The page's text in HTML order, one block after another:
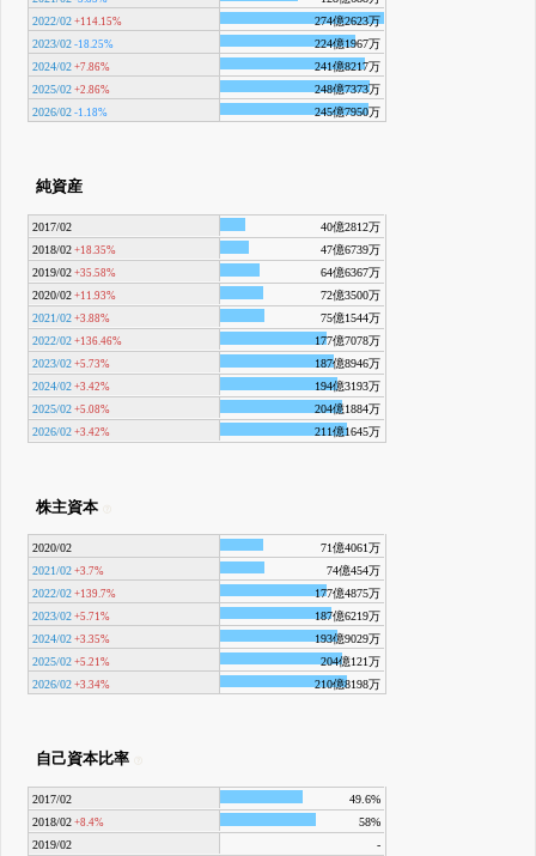
2022/02 +114.15%
274億2623万
2023/02 -18.25%
224億1967万
2024/02 +7.86%
241億8217万
2025/02 +2.86%
248億7373万
2026/02 -1.18% 245億7950万
純資産
2017/02
40億2812万
2018/02 +18.35%
47億6739万
2019/02 +35.58%
64億6367万
2020/02 +11.93%
72億3500万
2021/02 +3.88%
75億1544万
2022/02 +136.46%
177億7078万
2023/02 +5.73%
187億8946万
2024/02 +3.42%
194億3193万
2025/02 +5.08%
204億1884万
2026/02 +3.42% 211億1645万
株主資本
2020/02
71億4061万
2021/02 +3.7%
74億454万
2022/02 +139.7%
177億4875万
2023/02 +5.71%
187億6219万
2024/02 +3.35%
193億9029万
2025/02 +5.21%
204億121万
2026/02 +3.34% 210億8198万
自己資本比率
2017/02
49.6%
2018/02 +8.4%
58%
2019/02
-